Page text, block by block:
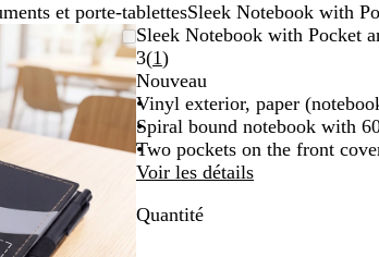
et porte-tablettesSleek Notebook with
»
»
Sleek Notebook with Pocket
3(1Lire
les
1 avis
)
Nouveau
Vinyl exterior, paper
Spiral bound notebook with
Two pockets on the front
Voir les détails
Quantité